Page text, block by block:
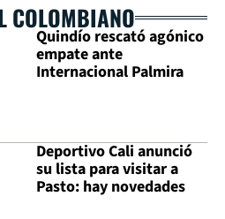
COLOMBIANO
Quindío rescató agónico
empate ante
Internacional Palmira
Deportivo Cali anunció
su lista para visitar a
Pasto: hay novedades